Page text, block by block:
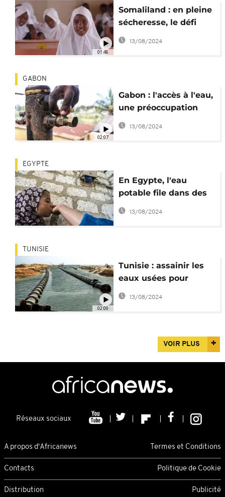
01:46
Somaliland : en pleine
sécheresse, le défi
d'aller à l'école
13/08/2024
02:07
GABON
Gabon : l'accès à l'eau,
une préoccupation
majeure
13/08/2024
EGYPTE
En Egypte, l'eau
potable file dans des
tuyaux percés
13/08/2024
02:00
TUNISIE
Tunisie : assainir les
eaux usées pour
affronter la pénurie
13/08/2024
VOIR PLUS
Réseaux sociaux
A propos d'Africanews Termes et Conditions
Contacts Politique de Cookie
Distribution Publicité